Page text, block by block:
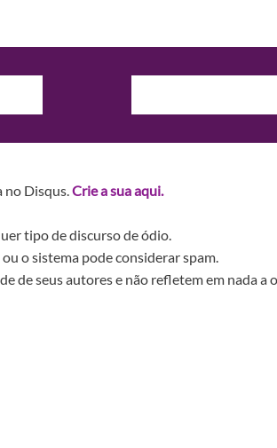
no Disqus.Crie a sua aqui.
tipo de discurso de ódio.
o sistema pode considerar spam.
de seus autores e não refletem em nada a